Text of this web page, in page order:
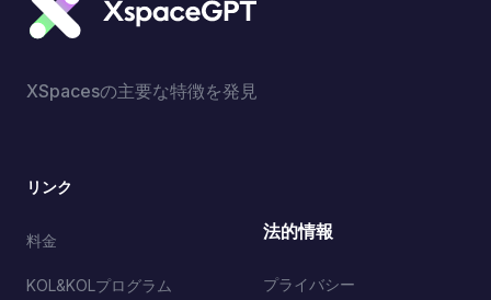
XSpacesの主要な特徴を発見
リンク
料金
KOL&KOLプログラム
法的情報
プライバシー